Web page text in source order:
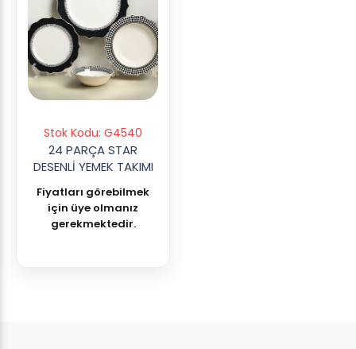
Stok Kodu: G4540
24 PARÇA STAR
DESENLİ YEMEK TAKIMI
Fiyatları görebilmek
için üye olmanız
gerekmektedir.